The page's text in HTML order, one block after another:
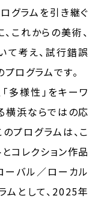
ログラムを引き継ぐ
これからの美術、
て考え、試行錯誤
ログラムです。
多様性」をキーワ
横浜ならではの応
プログラムは、こ
コレクション作品
ーバル／ローカル
として、2025年